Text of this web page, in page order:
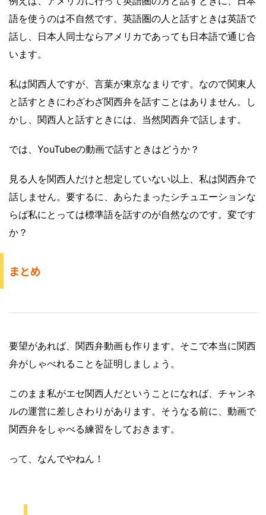
語を使うのは不自然です。英語圏の人と話すときは英語で
話し、日本人同士ならアメリカであっても日本語で通じ合
います。
私は関西人ですが、言葉が東京なまりです。なので関東人
と話すときにわざわざ関西弁を話すことはありません。し
かし、関西人と話すときには、当然関西弁で話します。
では、YouTubeの動画で話すときはどうか？
見る人を関西人だけと想定していない以上、私は関西弁で
話しません。要するに、あらたまったシチュエーションな
らば私にとっては標準語を話すのが自然なのです。変です
か？
まとめ
要望があれば、関西弁動画も作ります。そこで本当に関西
弁がしゃべれることを証明しましょう。
このまま私がエセ関西人だということになれば、チャンネ
ルの運営に差しさわりがあります。そうなる前に、動画で
関西弁をしゃべる練習をしておきます。
って、なんでやねん！